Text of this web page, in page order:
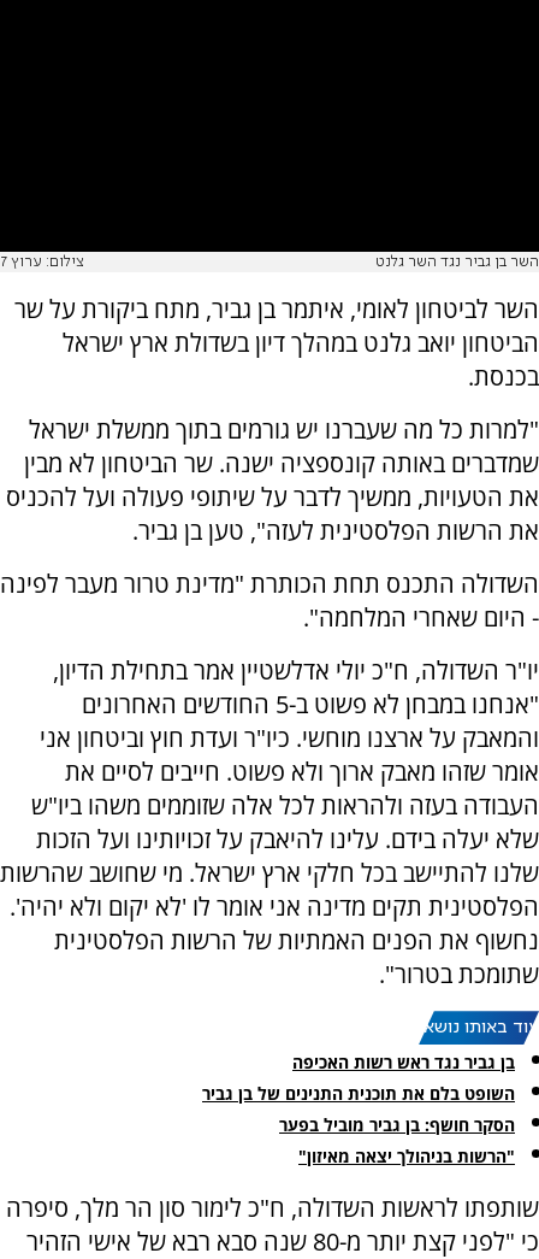
השר בן גביר נגד השר גלנט צילום: ערוץ 7
השר לביטחון לאומי, איתמר בן גביר, מתח ביקורת על שר
הביטחון יואב גלנט במהלך דיון בשדולת ארץ ישראל
בכנסת.
"למרות כל מה שעברנו יש גורמים בתוך ממשלת ישראל
שמדברים באותה קונספציה ישנה. שר הביטחון לא מבין
את הטעויות, ממשיך לדבר על שיתופי פעולה ועל להכניס
את הרשות הפלסטינית לעזה", טען בן גביר.
השדולה התכנס תחת הכותרת "מדינת טרור מעבר לפינה
- היום שאחרי המלחמה".
יו"ר השדולה, ח"כ יולי אדלשטיין אמר בתחילת הדיון,
"אנחנו במבחן לא פשוט ב-5 החודשים האחרונים
והמאבק על ארצנו מוחשי. כיו"ר ועדת חוץ וביטחון אני
אומר שזהו מאבק ארוך ולא פשוט. חייבים לסיים את
העבודה בעזה ולהראות לכל אלה שזוממים משהו ביו"ש
שלא יעלה בידם. עלינו להיאבק על זכויותינו ועל הזכות
שלנו להתיישב בכל חלקי ארץ ישראל. מי שחושב שהרשות
הפלסטינית תקים מדינה אני אומר לו 'לא יקום ולא יהיה'.
נחשוף את הפנים האמתיות של הרשות הפלסטינית
שתומכת בטרור".
עוד באותו נושא:
בן גביר נגד ראש רשות האכיפה
השופט בלם את תוכנית התנינים של בן גביר
הסקר חושף: בן גביר מוביל בפער
"הרשות בניהולך יצאה מאיזון"
שותפתו לראשות השדולה, ח"כ לימור סון הר מלך, סיפרה
כי "לפני קצת יותר מ-80 שנה סבא רבא של אישי הזהיר